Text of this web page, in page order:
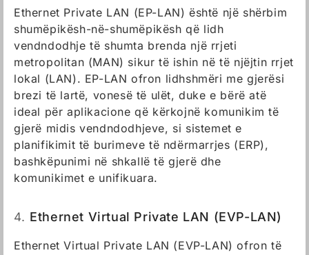
Ethernet Private LAN (EP-LAN) është një shërbim
shumëpikësh-në-shumëpikësh që lidh
vendndodhje të shumta brenda një rrjeti
metropolitan (MAN) sikur të ishin në të njëjtin rrjet
lokal (LAN). EP-LAN ofron lidhshmëri me gjerësi
brezi të lartë, vonesë të ulët, duke e bërë atë
ideal për aplikacione që kërkojnë komunikim të
gjerë midis vendndodhjeve, si sistemet e
planifikimit të burimeve të ndërmarrjes (ERP),
bashkëpunimi në shkallë të gjerë dhe
komunikimet e unifikuara.
4. Ethernet Virtual Private LAN (EVP-LAN)
Ethernet Virtual Private LAN (EVP-LAN) ofron të